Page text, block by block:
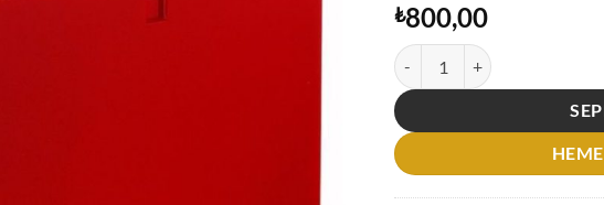
₺800,00
Gucci Rush EDT 75 ML Kadın